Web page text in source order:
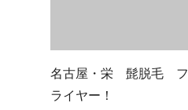
名古屋・栄 髭脱毛 フ
ライヤー！